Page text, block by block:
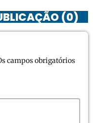
(0)
campos obrigatórios